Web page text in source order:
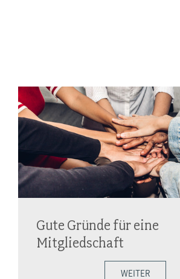
Gute Gründe für eine
Mitgliedschaft
WEITER